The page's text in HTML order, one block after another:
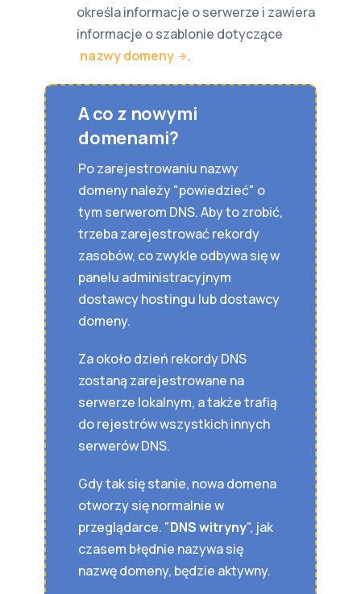
określa informacje o serwerze i zawiera
informacje o szablonie dotyczące
nazwy domeny
.
A co z nowymi
domenami?
Po zarejestrowaniu nazwy
domeny należy "powiedzieć" o
tym serwerom DNS. Aby to zrobić,
trzeba zarejestrować rekordy
zasobów, co zwykle odbywa się w
panelu administracyjnym
dostawcy hostingu lub dostawcy
domeny.
Za około dzień rekordy DNS
zostaną zarejestrowane na
serwerze lokalnym, a także trafią
do rejestrów wszystkich innych
serwerów DNS.
Gdy tak się stanie, nowa domena
otworzy się normalnie w
przeglądarce. "DNS witryny", jak
czasem błędnie nazywa się
nazwę domeny, będzie aktywny.